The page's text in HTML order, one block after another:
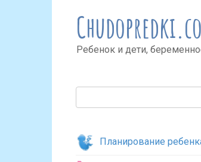
Ребенок и дети,
Планирование